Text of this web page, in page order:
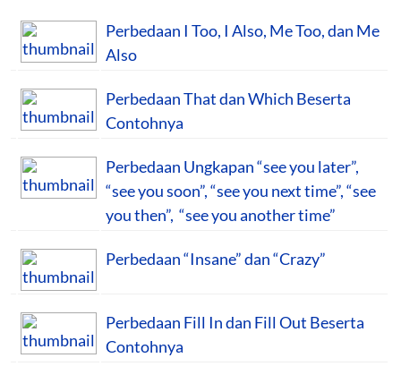
Perbedaan I Too, I Also, Me Too, dan Me
Also
Perbedaan That dan Which Beserta
Contohnya
Perbedaan Ungkapan “see you later”,
“see you soon”, “see you next time”, “see
you then”, “see you another time”
Perbedaan “Insane” dan “Crazy”
Perbedaan Fill In dan Fill Out Beserta
Contohnya